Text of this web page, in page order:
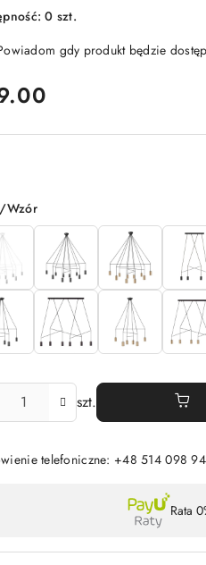
0 szt.
gdy produkt będzie
Wzór
szt.
telefoniczne: +48 514 098
Rata